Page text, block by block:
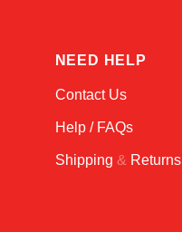
NEED HELP
Contact Us
Help / FAQs
Shipping & Returns